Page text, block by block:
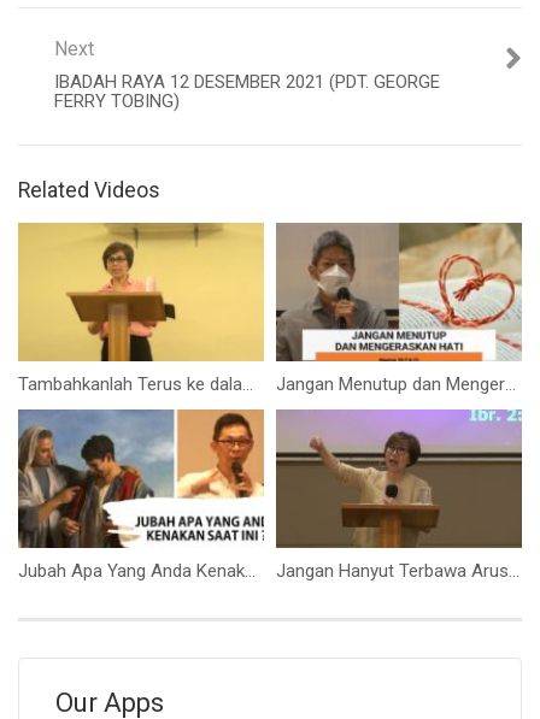
Next
IBADAH RAYA 12 DESEMBER 2021 (PDT. GEORGE
FERRY TOBING)
Related Videos
Tambahkanlah Terus ke dalam Kehidupan Kita (Ibu Elizabeth Mutiara) Jangan Menutup dan Mengeraskan Hati (Bpk. Hidajat. S)
Jubah Apa Yang Anda Kenakan Saat Ini ? (Bpk. Petrus Tedy) Jangan Hanyut Terbawa Arus (Ibu Elizabeth Mutiara)
Our Apps